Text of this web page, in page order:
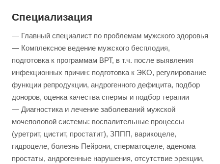
Специализация
— Главный специалист по проблемам мужского здоровья
— Комплексное ведение мужского бесплодия,
подготовка к программам ВРТ, в т.ч. после выявления
инфекционных причин: подготовка к ЭКО, регулирование
функции репродукции, андрогенного дефицита, подбор
доноров, оценка качества спермы и подбор терапии
— Диагностика и лечение заболеваний мужской
мочеполовой системы: воспалительные процессы
(уретрит, цистит, простатит), ЗППП, варикоцеле,
гидроцеле, болезнь Пейрони, сперматоцеле, аденома
простаты, андрогенные нарушения, отсутствие эрекции,